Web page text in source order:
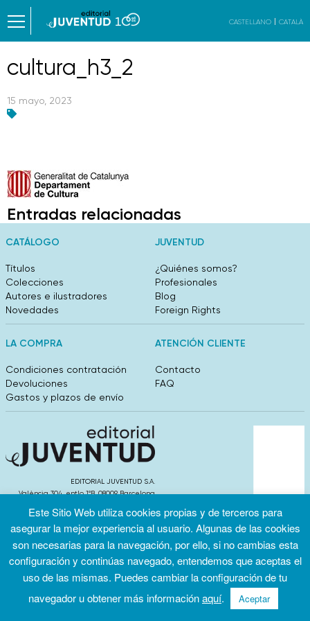
CASTELLANO CATALÀ
cultura_h3_2
15 mayo, 2023
Entradas relacionadas
CATÁLOGO
Títulos
Colecciones
Autores e ilustradores
Novedades
JUVENTUD
¿Quiénes somos?
Profesionales
Blog
Foreign Rights
LA COMPRA
Condiciones contratación
Devoluciones
Gastos y plazos de envío
ATENCIÓN CLIENTE
Contacto
FAQ
EDITORIAL JUVENTUD S.A.
València 304, entlo 1ºB. 08009 Barcelona
(+34) 93 444 18 00
privacidad
cookies
Este Sitio Web utiliza cookies propias y de terceros para
asegurar la mejor experiencia al usuario. Algunas de las cookies
son necesarias para la navegación, por ello, si no cambias esta
configuración y continúas navegado, entendemos que aceptas el
uso de las mismas. Puedes cambiar la configuración de tu
navegador u obtener más informaciónaquí. Aceptar